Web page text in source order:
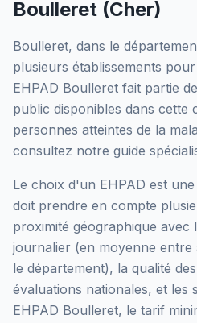
Boulleret (Cher)
Boulleret, dans le
plusieurs établissements
EHPAD Boulleret fait partie
public disponibles dans cette
personnes atteintes de la
consultez notre guide
Le choix d'un EHPAD est
doit prendre en compte
proximité géographique avec
journalier (en moyenne
le département), la qualité
évaluations nationales, et les
EHPAD Boulleret, le tarif